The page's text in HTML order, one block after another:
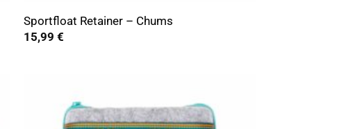
Sportfloat Retainer – Chums
15,99 €